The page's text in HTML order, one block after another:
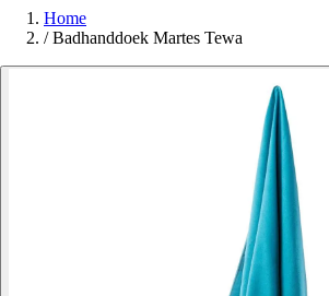
Home
/ Badhanddoek Martes Tewa